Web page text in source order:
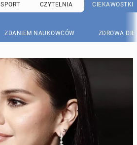
SPORT CZYTELNIA CIEKAWOSTKI
ZDANIEM NAUKOWCÓW ZDROWA